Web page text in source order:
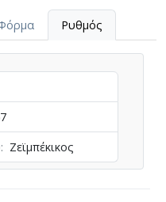
Ρυθμός
Ζεϊμπέκικος